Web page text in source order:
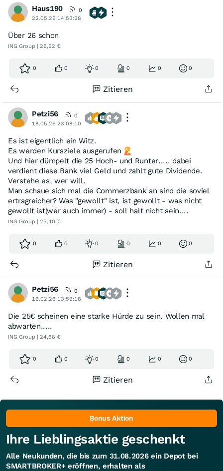
Haus190
0
22.05.26 14:53:28
Über 26 schon
ING Group | 26,52 €
0 0 0 0 0 0
Zitieren
Petzi56
0
18.05.26 23:08:10
Es ist eigentlich ein Witz.
Es werden Kursziele ausgerufen
Und hier dümpelt die 25 Hoch- und Runter..... dabei
verdient diese Bank viel Geld und zahlt gute Dividende.
Verstehe es, wer will.
Man schaue sich mal die Commerzbank an sind die soviel
ertragreicher? Was "gewollt" ist, ist gewollt - was nicht
gewollt ist(wer auch immer) - soll halt nicht sein....
ING Group | 25,40 €
0 0 0 0 0 0
Zitieren
Petzi56
0
19.02.26 13:59:18
Die 25€ scheinen eine starke Hürde zu sein. Wollen mal
abwarten.....
ING Group | 24,68 €
0 0 0 0 0 0
Zitieren
Bonus Aktion
Ihre Lieblingsaktie geschenkt
Alle Neukunden, die bis zum 31.08.2026 ein Depot bei
SMARTBROKER+ eröffnen, erhalten als